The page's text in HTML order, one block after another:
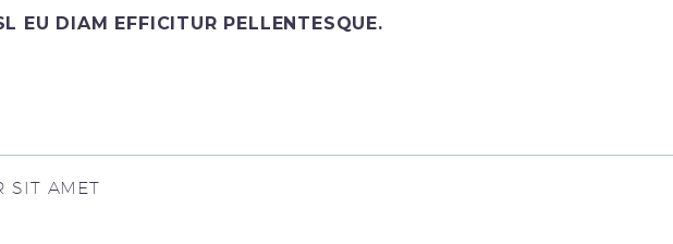
EU DIAM EFFICITUR PELLENTESQUE.
SIT AMET